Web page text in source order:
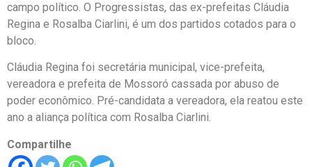
campo político. O Progressistas, das ex-prefeitas Cláudia
Regina e Rosalba Ciarlini, é um dos partidos cotados para o
bloco.
Cláudia Regina foi secretária municipal, vice-prefeita,
vereadora e prefeita de Mossoró cassada por abuso de
poder econômico. Pré-candidata a vereadora, ela reatou este
ano a aliança política com Rosalba Ciarlini.
Compartilhe